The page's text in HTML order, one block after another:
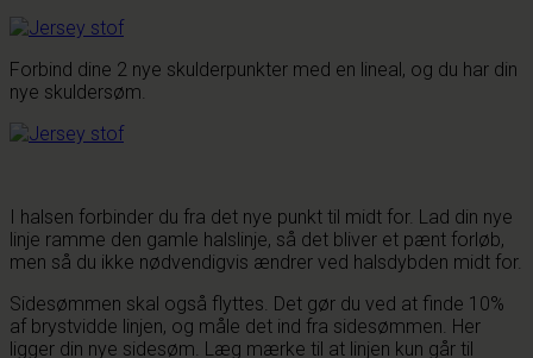
Forbind dine 2 nye skulderpunkter med en lineal, og du har din
nye skuldersøm.
I halsen forbinder du fra det nye punkt til midt for. Lad din nye
linje ramme den gamle halslinje, så det bliver et pænt forløb,
men så du ikke nødvendigvis ændrer ved halsdybden midt for.
Sidesømmen skal også flyttes. Det gør du ved at finde 10%
af brystvidde linjen, og måle det ind fra sidesømmen. Her
ligger din nye sidesøm. Læg mærke til at linjen kun går til